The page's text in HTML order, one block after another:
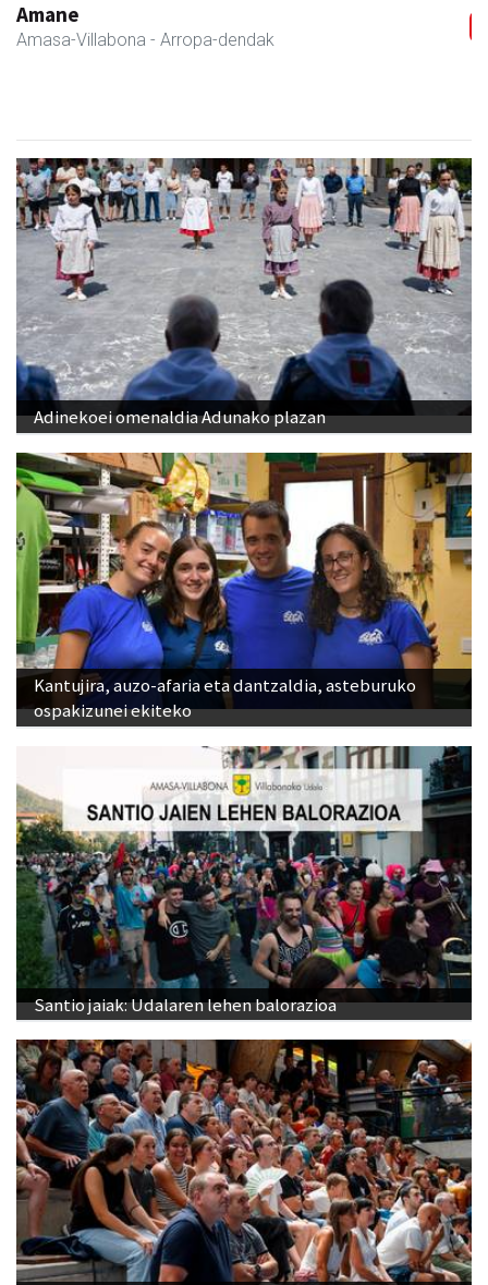
Amane
Amasa-Villabona - Arropa-dendak
Adinekoei omenaldia Adunako plazan
Kantujira, auzo-afaria eta dantzaldia, asteburuko
ospakizunei ekiteko
Santio jaiak: Udalaren lehen balorazioa